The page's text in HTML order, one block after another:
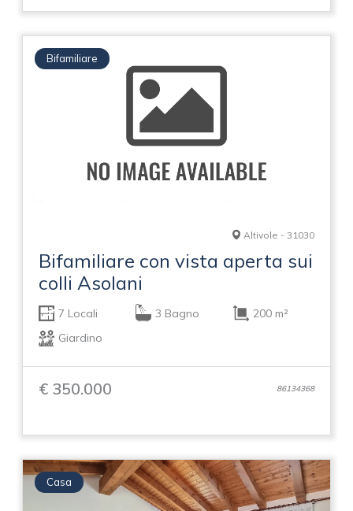
Bifamiliare
Altivole - 31030
Bifamiliare con vista aperta sui
colli Asolani
7 Locali 3 Bagno
200 m²
Giardino
€ 350.000 86134368
Casa